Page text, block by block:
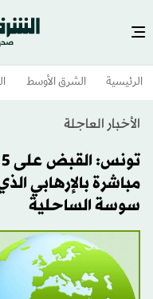
الرئيسية الشرق الأوسط​
الأخبار العاجلة
مباشرة بالإرهابي
سوسة الساحلية